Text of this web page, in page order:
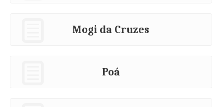
Mogi da Cruzes
Poá